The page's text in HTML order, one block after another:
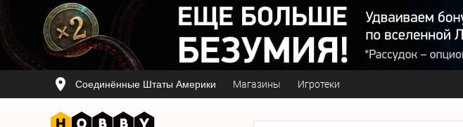
Соединённые Штаты Америки Магазины Игротеки